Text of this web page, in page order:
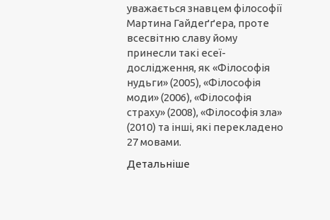
уважається знавцем філософії
Мартина Гайдеґґера, проте
всесвітню славу йому
принесли такі есеї-
дослідження, як «Філософія
нудьги» (2005), «Філософія
моди» (2006), «Філософія
страху» (2008), «Філософія зла»
(2010) та інші, які перекладено
27 мовами.
Детальніше